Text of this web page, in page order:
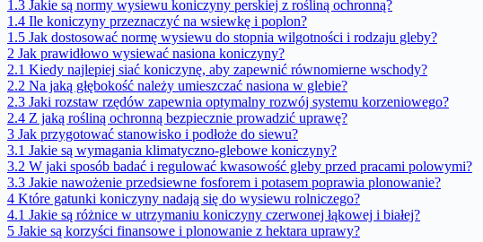
1.3 Jakie są normy wysiewu koniczyny perskiej z rośliną ochronną?
1.4 Ile koniczyny przeznaczyć na wsiewkę i poplon?
1.5 Jak dostosować normę wysiewu do stopnia wilgotności i rodzaju gleby?
2 Jak prawidłowo wysiewać nasiona koniczyny?
2.1 Kiedy najlepiej siać koniczynę, aby zapewnić równomierne wschody?
2.2 Na jaką głębokość należy umieszczać nasiona w glebie?
2.3 Jaki rozstaw rzędów zapewnia optymalny rozwój systemu korzeniowego?
2.4 Z jaką rośliną ochronną bezpiecznie prowadzić uprawę?
3 Jak przygotować stanowisko i podłoże do siewu?
3.1 Jakie są wymagania klimatyczno-glebowe koniczyny?
3.2 W jaki sposób badać i regulować kwasowość gleby przed pracami polowymi?
3.3 Jakie nawożenie przedsiewne fosforem i potasem poprawia plonowanie?
4 Które gatunki koniczyny nadają się do wysiewu rolniczego?
4.1 Jakie są różnice w utrzymaniu koniczyny czerwonej łąkowej i białej?
5 Jakie są korzyści finansowe i plonowanie z hektara uprawy?